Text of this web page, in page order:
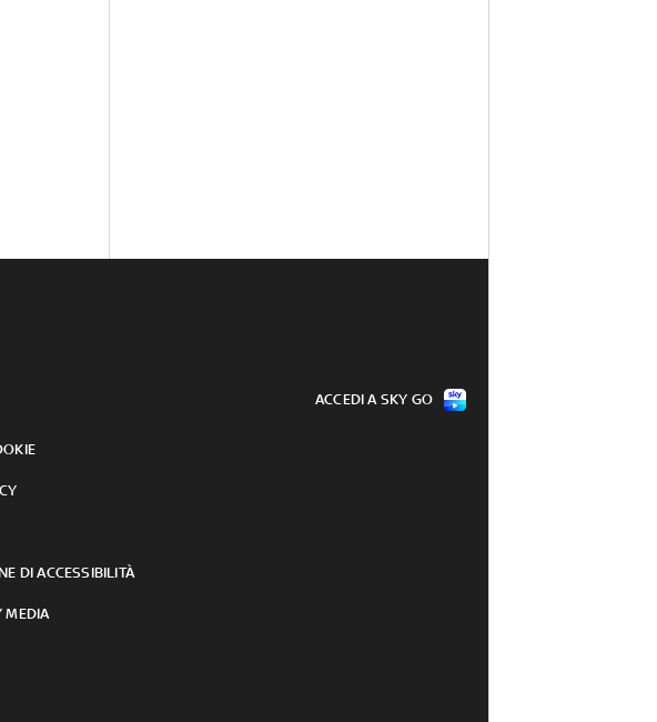
DI ACCESSIBILITÀ
MEDIA
ACCEDI A SKY GO